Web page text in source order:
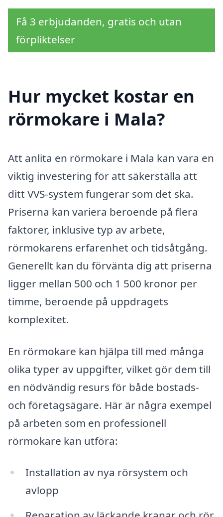
Få 3 erbjudanden, gratis och utan
förpliktelser
Hur mycket kostar en
rörmokare i Mala?
Att anlita en rörmokare i Mala kan vara en
viktig investering för att säkerställa att
ditt VVS-system fungerar som det ska.
Priserna kan variera beroende på flera
faktorer, inklusive typ av arbete,
rörmokarens erfarenhet och tidsåtgång.
Generellt kan du förvänta dig att priserna
ligger mellan 500 och 1 500 kronor per
timme, beroende på uppdragets
komplexitet.
En rörmokare kan hjälpa till med många
olika typer av uppgifter, vilket gör dem till
en nödvändig resurs för både bostads-
och företagsägare. Här är några exempel
på arbeten som en professionell
rörmokare kan utföra:
Installation av nya rörsystem och
avlopp